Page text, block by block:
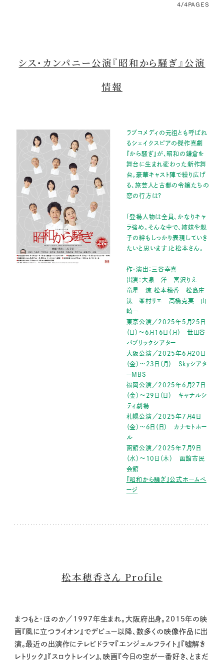
4/4PAGES
シス・カンパニー公演『昭和から騒ぎ』公演
情報
ラブコメディの元祖とも呼ばれ
るシェイクスピアの傑作喜劇
『から騒ぎ』が、昭和の鎌倉を
舞台に生まれ変わった新作舞
台。豪華キャスト陣で繰り広げ
る、旅芸人と古都の令嬢たちの
恋の行方は？
「登場人物は全員、かなりキャ
ラ強め。そんな中で、姉妹や親
子の絆もしっかり表現していき
たいと思います」と松本さん。
作・演出：三谷幸喜
出演：大泉 洋 宮沢りえ
竜星 涼 松本穂香 松島庄
汰 峯村リエ 高橋克実 山
崎一
東京公演／2025年5月25日
（日）〜6月16日（月） 世田谷
パブリックシアター
大阪公演／2025年6月20日
（金）〜23日（月） Skyシアタ
ーMBS
福岡公演／2025年6月27日
（金）〜29日（日） キャナルシ
ティ劇場
札幌公演／2025年7月4日
（金）〜6日（日） カナモトホー
ル
函館公演／2025年7月9日
（水）〜10日（木） 函館市民
会館
『昭和から騒ぎ』公式ホームペ
ージ
松本穂香さん Profile
まつもと・ほのか／1997年生まれ。大阪府出身。2015年の映
画『風に立つライオン』でデビュー以降、数多くの映像作品に出
演。最近の出演作にテレビドラマ『エンジェルフライト』『嘘解き
レトリック』『スロウトレイン』、映画『今日の空が一番好き、とまだ